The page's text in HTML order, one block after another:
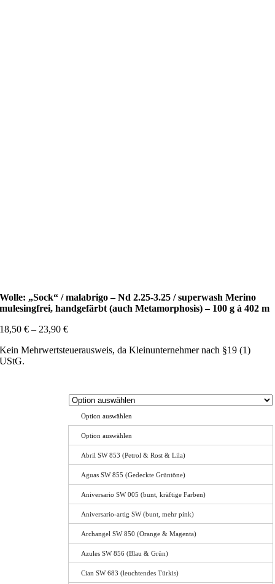
Wolle: „Sock“ / malabrigo – Nd 2.25-3.25 / superwash Merino
mulesingfrei, handgefärbt (auch Metamorphosis) – 100 g à 402 m
18,50€ – 23,90€
Kein Mehrwertsteuerausweis, da Kleinunternehmer nach §19 (1)
UStG.
Option auswählen
Option auswählen
Abril SW 853 (Petrol & Rost & Lila)
Aguas SW 855 (Gedeckte Grüntöne)
Aniversario SW 005 (bunt, kräftige Farben)
Aniversario-artig SW (bunt, mehr pink)
Archangel SW 850 (Orange & Magenta)
Azules SW 856 (Blau & Grün)
Cian SW 683 (leuchtendes Türkis)